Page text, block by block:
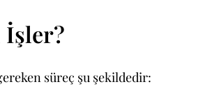
İşler?
süreç şu şekildedir: